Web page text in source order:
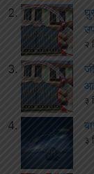
२
३
३